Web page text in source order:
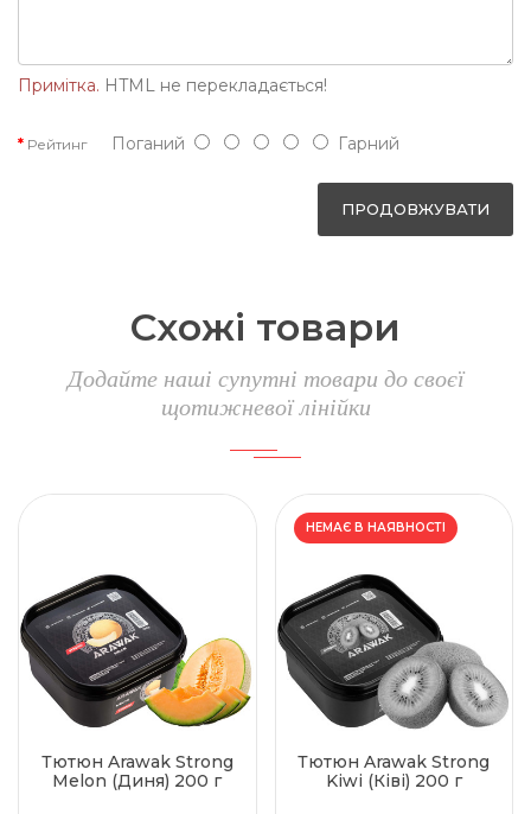
Примітка. HTML не перекладається!
Рейтинг Поганий Гарний
ПРОДОВЖУВАТИ
Схожі товари
Додайте наші супутні товари до своєї
щотижневої лінійки
Тютюн Arawak Strong
Melon (Диня) 200 г
НЕМАЄ В НАЯВНОСТІ
Тютюн Arawak Strong
Kiwi (Ківі) 200 г